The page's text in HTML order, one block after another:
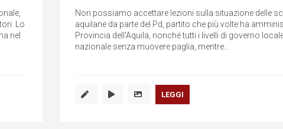
Lo
nel
Non possiamo accettare lezioni sulla situazione delle
aquilane da parte del Pd, partito che più volte ha
Provincia dell'Aquila, nonché tutti i livelli di governo
nazionale senza muovere paglia, mentre...
LEGGI